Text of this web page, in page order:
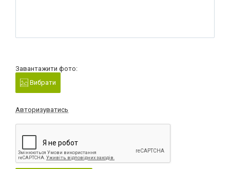
Завантажити фото:
Вибрати
Авторизуватись